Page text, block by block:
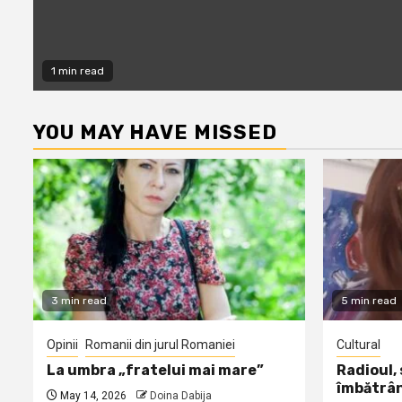
1 min read
YOU MAY HAVE MISSED
3 min read
Opinii Romanii din jurul Romaniei
La umbra „fratelui mai mare”
May 14, 2026 Doina Dabija
5 min read
Cultural